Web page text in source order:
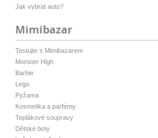
Jak vybrat auto?
Mimibazar
Testujte s Mimibazarem
Monster High
Barbie
Lego
Pyžama
Kosmetika a parfémy
Teplákové soupravy
Dětské boty